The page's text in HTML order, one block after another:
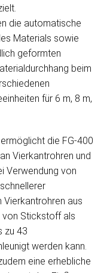
die automatische
Materials sowie
geformten
beim
für 6 m, 8 m,
die FG-400
Vierkantrohren und
Verwendung von
Vierkantrohren aus
von Stickstoff als
zu 43
werden kann.
eine erhebliche